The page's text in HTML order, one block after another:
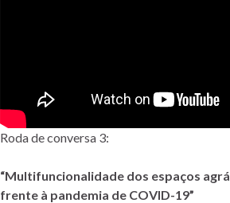
Roda de conversa 3:
“Multifuncionalidade dos espaços
frente à pandemia de COVID-19”